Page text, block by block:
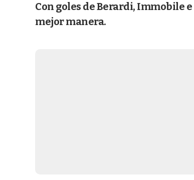
Con goles de Berardi, Immobile
mejor manera.